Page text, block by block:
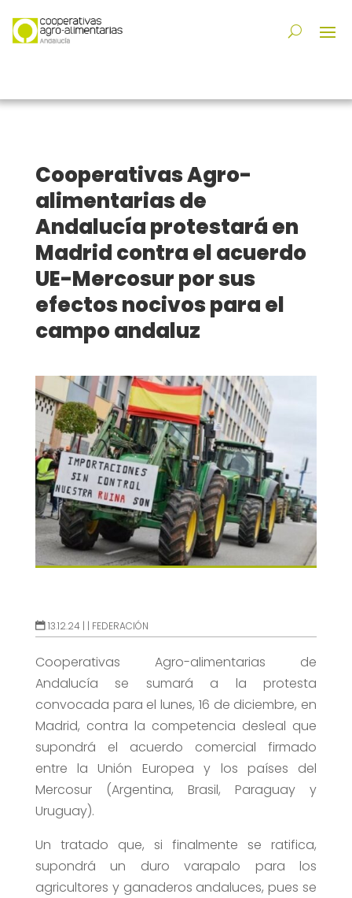
Cooperativas Agro-
alimentarias de
Andalucía protestará en
Madrid contra el acuerdo
UE-Mercosur por sus
efectos nocivos para el
campo andaluz
13.12.24 | | FEDERACIÓN
Cooperativas Agro-alimentarias de
Andalucía se sumará a la protesta
convocada para el lunes, 16 de diciembre, en
Madrid, contra la competencia desleal que
supondrá el acuerdo comercial firmado
entre la Unión Europea y los países del
Mercosur (Argentina, Brasil, Paraguay y
Uruguay).
Un tratado que, si finalmente se ratifica,
supondrá un duro varapalo para los
agricultores y ganaderos andaluces, pues se